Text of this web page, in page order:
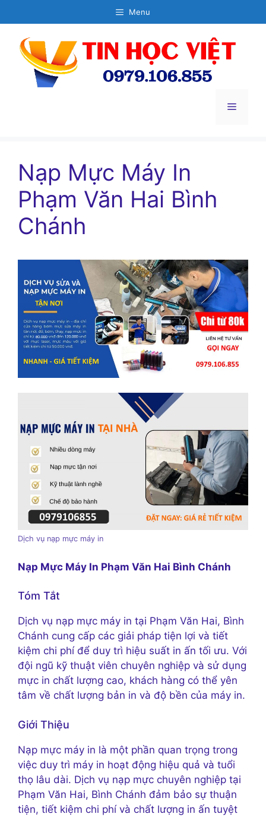
đến
dung
Menu
Menu
Nạp Mực Máy In
Phạm Văn Hai Bình
Chánh
Dịch vụ nạp mực máy in
Nạp Mực Máy In Phạm Văn Hai Bình Chánh
Tóm Tắt
Dịch vụ nạp mực máy in tại Phạm Văn Hai, Bình
Chánh cung cấp các giải pháp tiện lợi và tiết
kiệm chi phí để duy trì hiệu suất in ấn tối ưu. Với
đội ngũ kỹ thuật viên chuyên nghiệp và sử dụng
mực in chất lượng cao, khách hàng có thể yên
tâm về chất lượng bản in và độ bền của máy in.
Giới Thiệu
Nạp mực máy in là một phần quan trọng trong
việc duy trì máy in hoạt động hiệu quả và tuổi
thọ lâu dài. Dịch vụ nạp mực chuyên nghiệp tại
Phạm Văn Hai, Bình Chánh đảm bảo sự thuận
tiện, tiết kiệm chi phí và chất lượng in ấn tuyệt